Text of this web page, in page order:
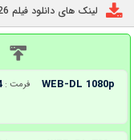
لینک های دانلود فیلم Star Wars: The Mandalorian and Grogu 2026
WEB-DL 1080p فرمت :